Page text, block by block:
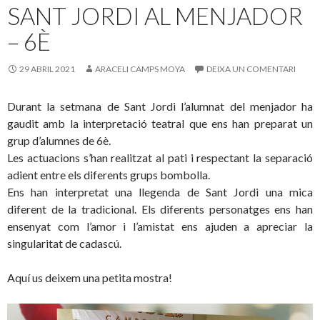
k
ix
SANT JORDI AL MENJADOR
– 6È
29 ABRIL 2021 ARACELI CAMPS MOYA DEIXA UN COMENTARI
Durant la setmana de Sant Jordi l’alumnat del menjador ha
gaudit amb la interpretació teatral que ens han preparat un
grup d’alumnes de 6è.
Les actuacions s’han realitzat al pati i respectant la separació
adient entre els diferents grups bombolla.
Ens han interpretat una llegenda de Sant Jordi una mica
diferent de la tradicional. Els diferents personatges ens han
ensenyat com l’amor i l’amistat ens ajuden a apreciar la
singularitat de cadascú.
Aquí us deixem una petita mostra!